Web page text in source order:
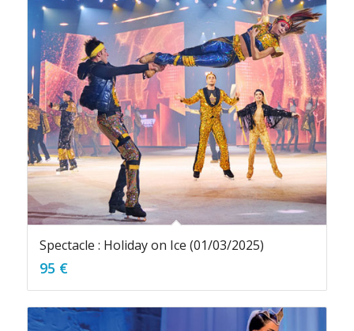
Spectacle : Holiday on Ice (01/03/2025)
95 €